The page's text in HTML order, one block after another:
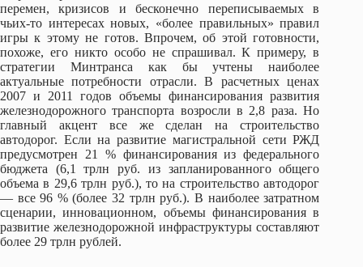
перемен, кризисов и бесконечно переписываемых в
чьих-то интересах новых, «более правильных» правил
игры к этому не готов. Впрочем, об этой готовности,
похоже, его никто особо не спрашивал. К примеру, в
стратегии Минтранса как бы учтены наиболее
актуальные потребности отрасли. В расчетных ценах
2007 и 2011 годов объемы финансирования развития
железнодорожного транспорта возросли в 2,8 раза. Но
главный акцент все же сделан на строительство
автодорог. Если на развитие магистральной сети РЖД
предусмотрен 21 % финансирования из федерального
бюджета (6,1 трлн руб. из запланированного общего
объема в 29,6 трлн руб.), то на строительство автодорог
— все 96 % (более 32 трлн руб.). В наиболее затратном
сценарии, инновационном, объемы финансирования в
развитие железнодорожной инфраструктуры составляют
более 29 трлн рублей.